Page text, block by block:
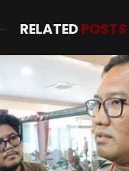
RELATEDPOSTS